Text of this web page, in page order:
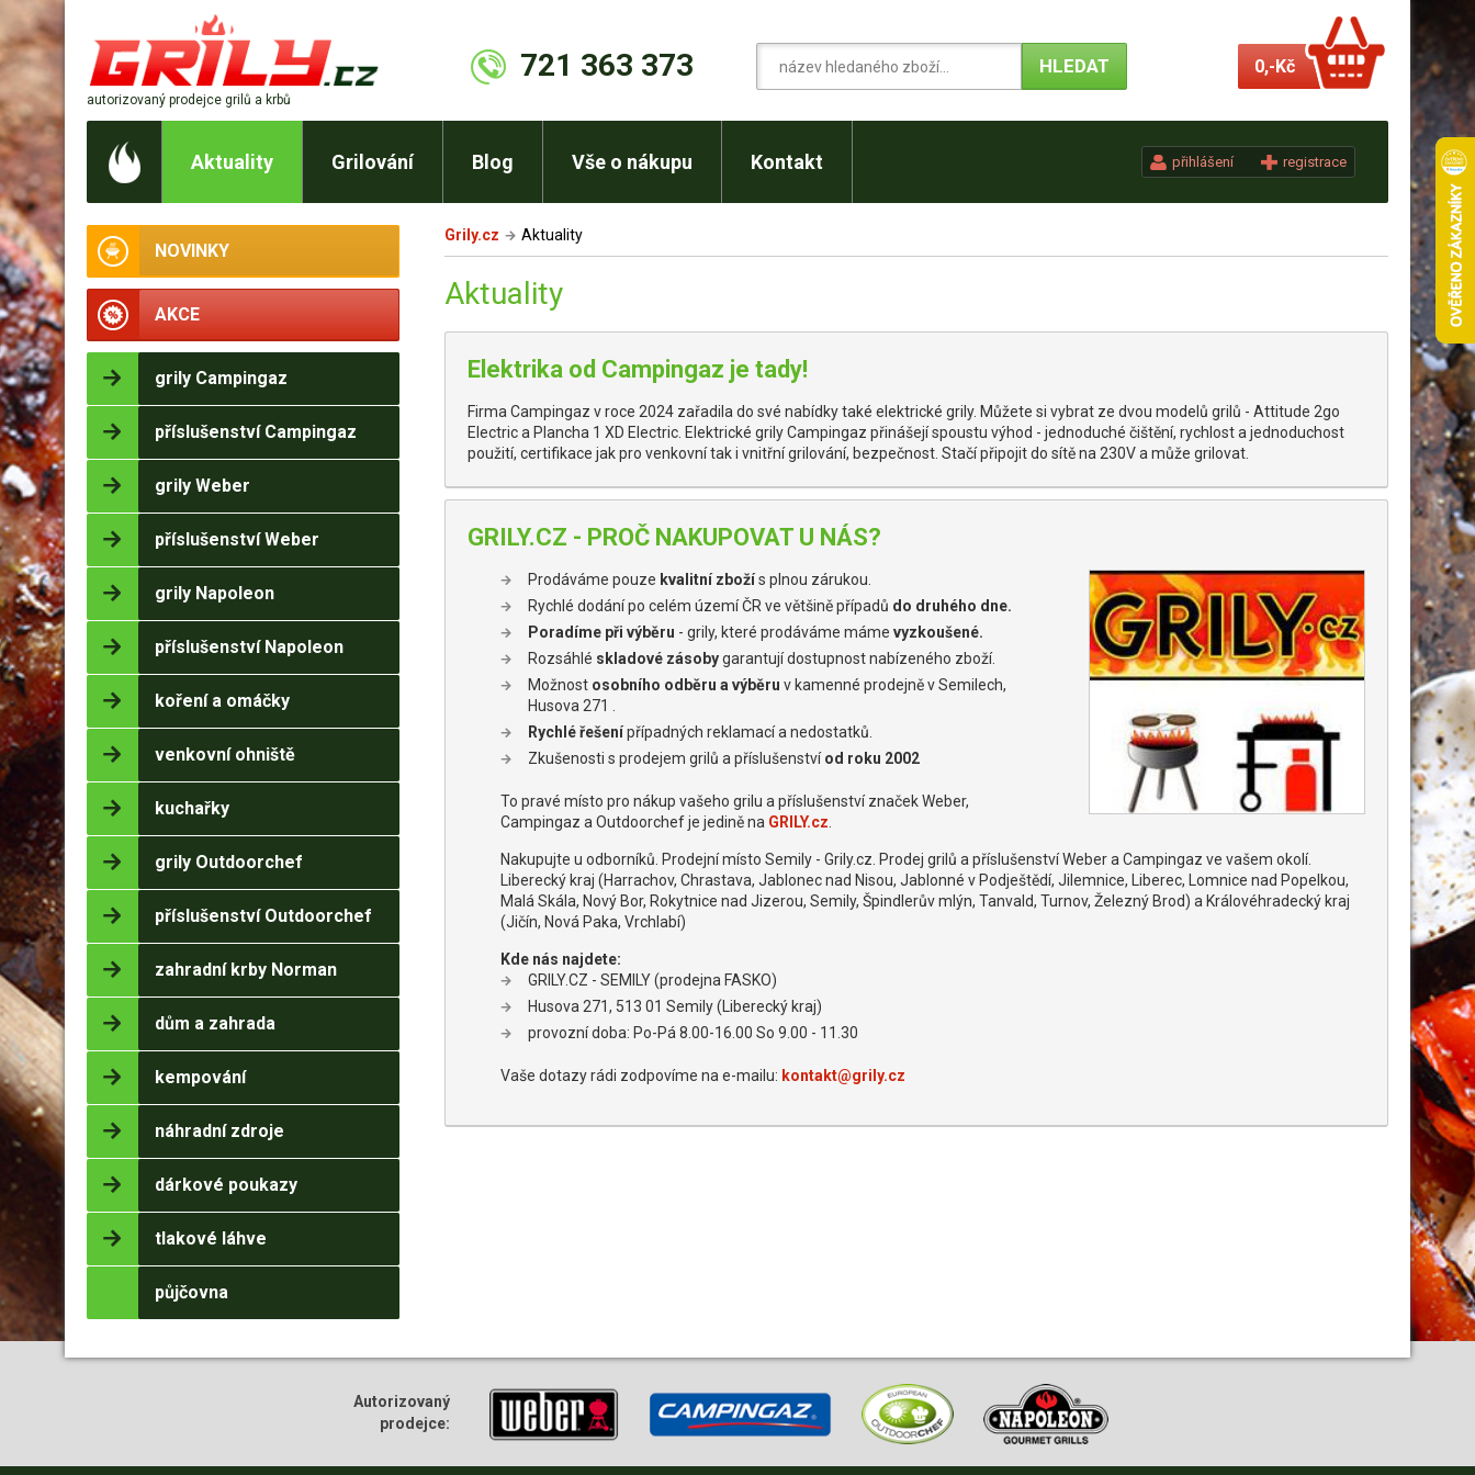
autorizovaný prodejce grilů a krbů
721 363 373 0,-Kč
Aktuality Grilování Blog Vše o nákupu Kontakt přihlášení registrace
NOVINKY
AKCE
grily Campingaz
příslušenství Campingaz
grily Weber
příslušenství Weber
grily Napoleon
příslušenství Napoleon
koření a omáčky
venkovní ohniště
kuchařky
grily Outdoorchef
příslušenství Outdoorchef
zahradní krby Norman
dům a zahrada
kempování
náhradní zdroje
dárkové poukazy
tlakové láhve
půjčovna
Grily.cz Aktuality
Aktuality
Elektrika od Campingaz je tady!
Firma Campingaz v roce 2024 zařadila do své nabídky také elektrické grily. Můžete si vybrat ze dvou modelů grilů - Attitude 2go
Electric a Plancha 1 XD Electric. Elektrické grily Campingaz přinášejí spoustu výhod - jednoduché čištění, rychlost a jednoduchost
použití, certifikace jak pro venkovní tak i vnitřní grilování, bezpečnost. Stačí připojit do sítě na 230V a může grilovat.
GRILY.CZ - PROČ NAKUPOVAT U NÁS?
Prodáváme pouze kvalitní zbožís plnou zárukou.
Rychlé dodání po celém území ČR ve většině případů do druhého dne.
Poradíme při výběru - grily, které prodáváme máme vyzkoušené.
Rozsáhlé skladové zásobygarantují dostupnost nabízeného zboží.
Možnost osobního odběru a výběru v kamenné prodejně v Semilech,
Husova 271 .
Rychlé řešenípřípadných reklamací a nedostatků.
Zkušenosti s prodejem grilů a příslušenstvíod roku 2002
To pravé místo pro nákup vašeho grilu a příslušenství značek Weber,
Campingaz a Outdoorchef je jedině na GRILY.cz
Nakupujte u odborníků. Prodejní místo Semily - Grily.cz. Prodej grilů a příslušenství Weber a Campingaz ve vašem okolí.
Liberecký kraj (Harrachov, Chrastava, Jablonec nad Nisou, Jablonné v Podještědí, Jilemnice, Liberec, Lomnice nad Popelkou,
Malá Skála, Nový Bor, Rokytnice nad Jizerou, Semily, Špindlerův mlýn, Tanvald, Turnov, Železný Brod) a Královéhradecký kraj
(Jičín, Nová Paka, Vrchlabí)
Kde nás najdete:
GRILY.CZ - SEMILY (prodejna FASKO)
Husova 271, 513 01 Semily (Liberecký kraj)
provozní doba: Po-Pá 8.00-16.00 So 9.00 - 11.30
Vaše dotazy rádi zodpovíme na e-mailu: kontakt@grily.cz
Autorizovaný
prodejce: